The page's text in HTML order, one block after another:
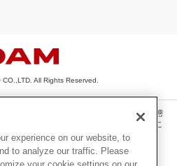
All Rights Reserved.
・画像・写真・動画・音声等を、手段や形態
て無断で複製、転載、ファイル化などするこ
用いただけない場合があります。
experience on our website, to
to analyze our traffic. Please